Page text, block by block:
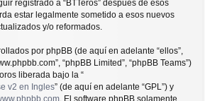
registrado a “BTTeros” después de esos
estar legalmente sometido a esos nuevos
y/o reformados.
por phpBB (de aquí en adelante “ellos”,
“phpBB Limited”, “phpBB Teams”)
liberada bajo la “
v2 en Ingles” (de aquí en adelante “GPL”) y
. El software phpBB solamente